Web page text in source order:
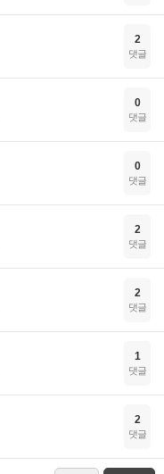
2
댓글
0
댓글
0
댓글
2
댓글
2
댓글
1
댓글
2
댓글